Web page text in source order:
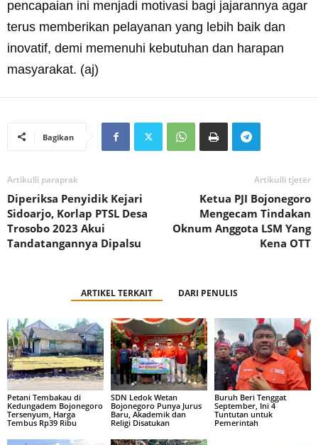
pencapaian ini menjadi motivasi bagi jajarannya agar
terus memberikan pelayanan yang lebih baik dan
inovatif, demi memenuhi kebutuhan dan harapan
masyarakat. (aj)
Bagikan
Artikulli paraprak
Diperiksa Penyidik Kejari
Sidoarjo, Korlap PTSL Desa
Trosobo 2023 Akui
Tandatangannya Dipalsu
Artikulli tjetër
Ketua PJI Bojonegoro
Mengecam Tindakan
Oknum Anggota LSM Yang
Kena OTT
ARTIKEL TERKAIT DARI PENULIS
Petani Tembakau di
Kedungadem Bojonegoro
Tersenyum, Harga
Tembus Rp39 Ribu
SDN Ledok Wetan
Bojonegoro Punya Jurus
Baru, Akademik dan
Religi Disatukan
Buruh Beri Tenggat
September, Ini 4
Tuntutan untuk
Pemerintah